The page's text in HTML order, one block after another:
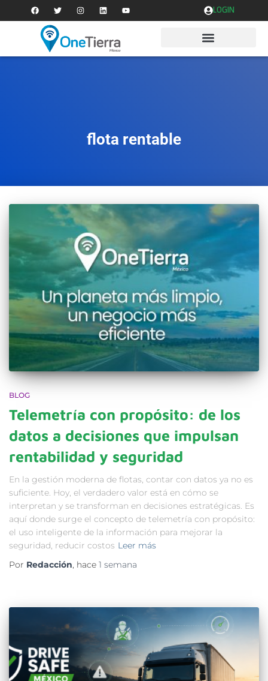
LOGIN
flota rentable
BLOG
Telemetría con propósito: de los
datos a decisiones que impulsan
rentabilidad y seguridad
En la gestión moderna de flotas, contar con datos ya no es
suficiente. Hoy, el verdadero valor está en cómo se
interpretan y se transforman en decisiones estratégicas. Es
aquí donde surge el concepto de telemetría con propósito:
el uso inteligente de la información para mejorar la
seguridad, reducir costos Leer más
Por Redacción, hace 1 semana